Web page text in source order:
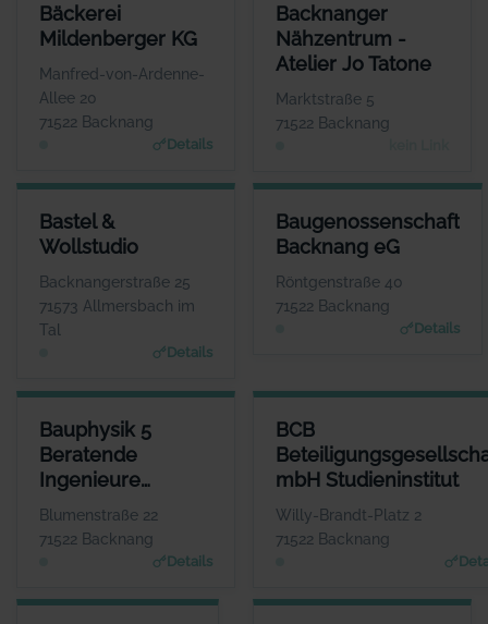
Bäckerei
Mildenberger KG
Manfred-von-Ardenne-
Allee 20
71522 Backnang
Details
BÄCKEREI MILDENBERGER KG
ANSPRECHPARTNER
Herr Bernd Mildenberger
www.mildenberger.eu
Backnanger
Nähzentrum -
Atelier Jo Tatone
Marktstraße 5
71522 Backnang
BACKNANGER NÄHZENTRUM
Bastel &
Wollstudio
Backnangerstraße 25
71573 Allmersbach im
Tal
Details
BASTEL & WOLLSTUDIO
ANSPRECHPARTNER
Frau Andrea Klink
WEBSITE
www.mein-wollstudio.d
e
Baugenossenschaft
Backnang eG
Röntgenstraße 40
71522 Backnang
Details
BAUGENOSSENSCHAFT
Herr Raphael
Bauphysik 5
Beratende
Ingenieure
PartGmbB
Blumenstraße 22
71522 Backnang
Details
BAUPHYSIK 5 BERATENDE INGENIEURE PARTGMBB
ANSPRECHPARTNER
Herr Steffen Blessing
WEBSITE
BCB
mbH Studieninstitut
Willy-Brandt-Platz 2
71522 Backnang
BCB